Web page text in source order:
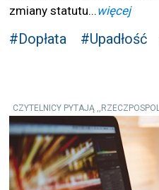
zmiany statutu...więcej
#Dopłata #Upadłość
CZYTELNICY PYTAJĄ